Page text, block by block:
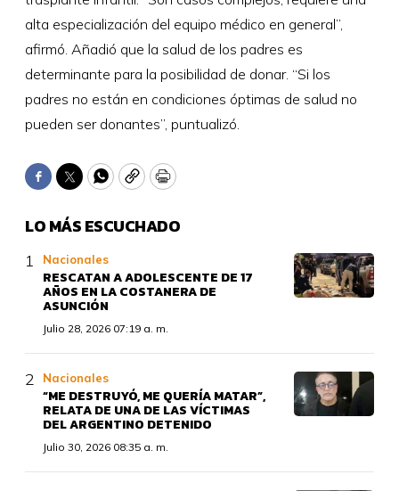
alta especialización del equipo médico en general”,
afirmó. Añadió que la salud de los padres es
determinante para la posibilidad de donar. “Si los
padres no están en condiciones óptimas de salud no
pueden ser donantes”, puntualizó.
Facebook
TwitterWhatsApp
CopyPrint
LO MÁS ESCUCHADO
Nacionales
RESCATAN A ADOLESCENTE DE 17
AÑOS EN LA COSTANERA DE
ASUNCIÓN
Julio 28, 2026 07:19 a. m.
Nacionales
“ME DESTRUYÓ, ME QUERÍA MATAR”,
RELATA DE UNA DE LAS VÍCTIMAS
DEL ARGENTINO DETENIDO
Julio 30, 2026 08:35 a. m.